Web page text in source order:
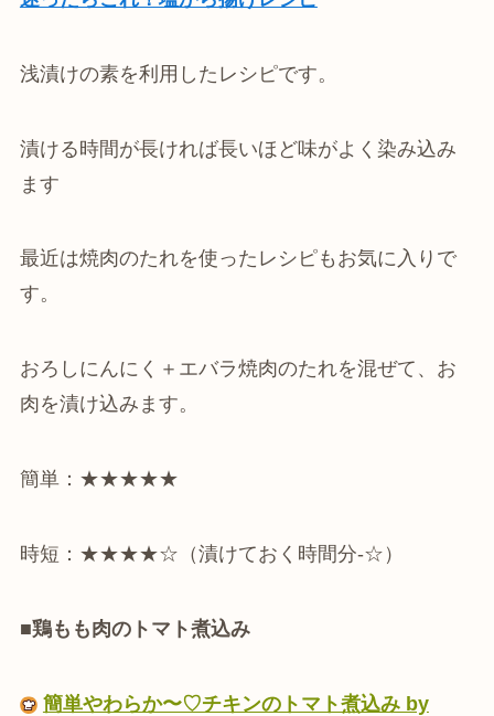
浅漬けの素を利用したレシピです。
漬ける時間が長ければ長いほど味がよく染み込み
ます
最近は焼肉のたれを使ったレシピもお気に入りで
す。
おろしにんにく＋エバラ焼肉のたれを混ぜて、お
肉を漬け込みます。
簡単：★★★★★
時短：★★★★☆（漬けておく時間分-☆）
■鶏もも肉のトマト煮込み
簡単やわらか〜♡チキンのトマト煮込み by